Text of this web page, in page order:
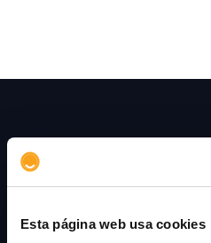
Esta página web usa cookies